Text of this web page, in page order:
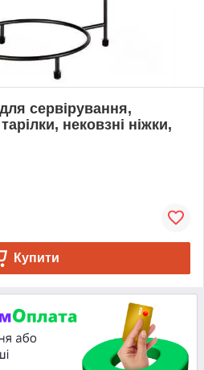
сервірування,
нековзні ніжки,
Купити